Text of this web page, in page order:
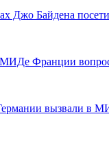
Джо Байдена
Франции
вызвали в